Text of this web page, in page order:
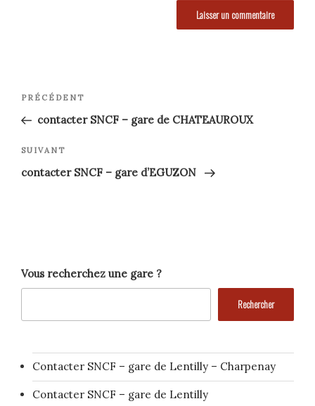
Navigation
de
l’article
Article
précédent
PRÉCÉDENT
contacter SNCF – gare de CHATEAUROUX
Article
suivant
SUIVANT
contacter SNCF – gare d’EGUZON
Vous recherchez une gare ?
Rechercher
Contacter SNCF – gare de Lentilly – Charpenay
Contacter SNCF – gare de Lentilly